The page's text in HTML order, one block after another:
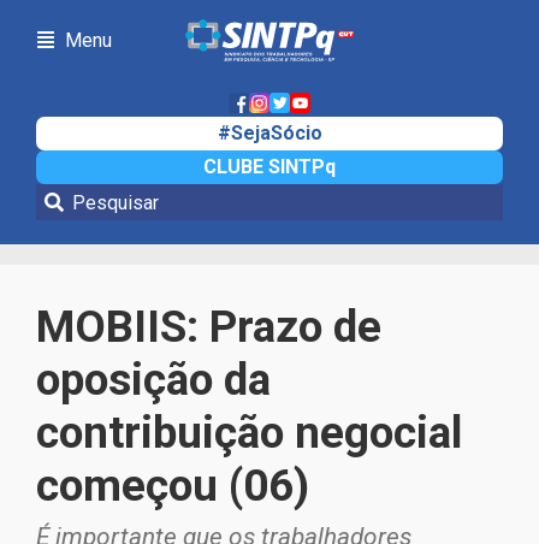
Menu
#SejaSócio
CLUBE SINTPq
Notícias
MOBIIS: Prazo de
oposição da
contribuição negocial
começou (06)
É importante que os trabalhadores